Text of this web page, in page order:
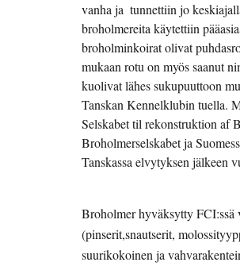
vanha ja  tunnettiin jo
broholmereita käytettiin
broholminkoirat olivat
mukaan rotu on myös saanut
kuolivat lähes sukupuuttoon
Tanskan Kennelklubin tuella.
Selskabet til rekonstruktion af
Broholmerselskabet ja
Tanskassa elvytyksen jälkeen
Broholmer hyväksytty FCI:ssä
(pinserit,snautserit,
suurikokoinen ja